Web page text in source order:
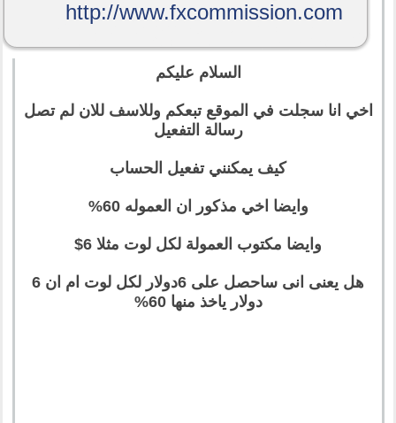
http://www.fxcommission.com
السلام عليكم
اخي انا سجلت في الموقع تبعكم وللاسف للان لم تصل
رسالة التفعيل
كيف يمكنني تفعيل الحساب
وايضا اخي مذكور ان العموله 60%
وايضا مكتوب العمولة لكل لوت مثلا 6$
هل يعنى انى ساحصل على 6دولار لكل لوت ام ان 6
دولار ياخذ منها 60%